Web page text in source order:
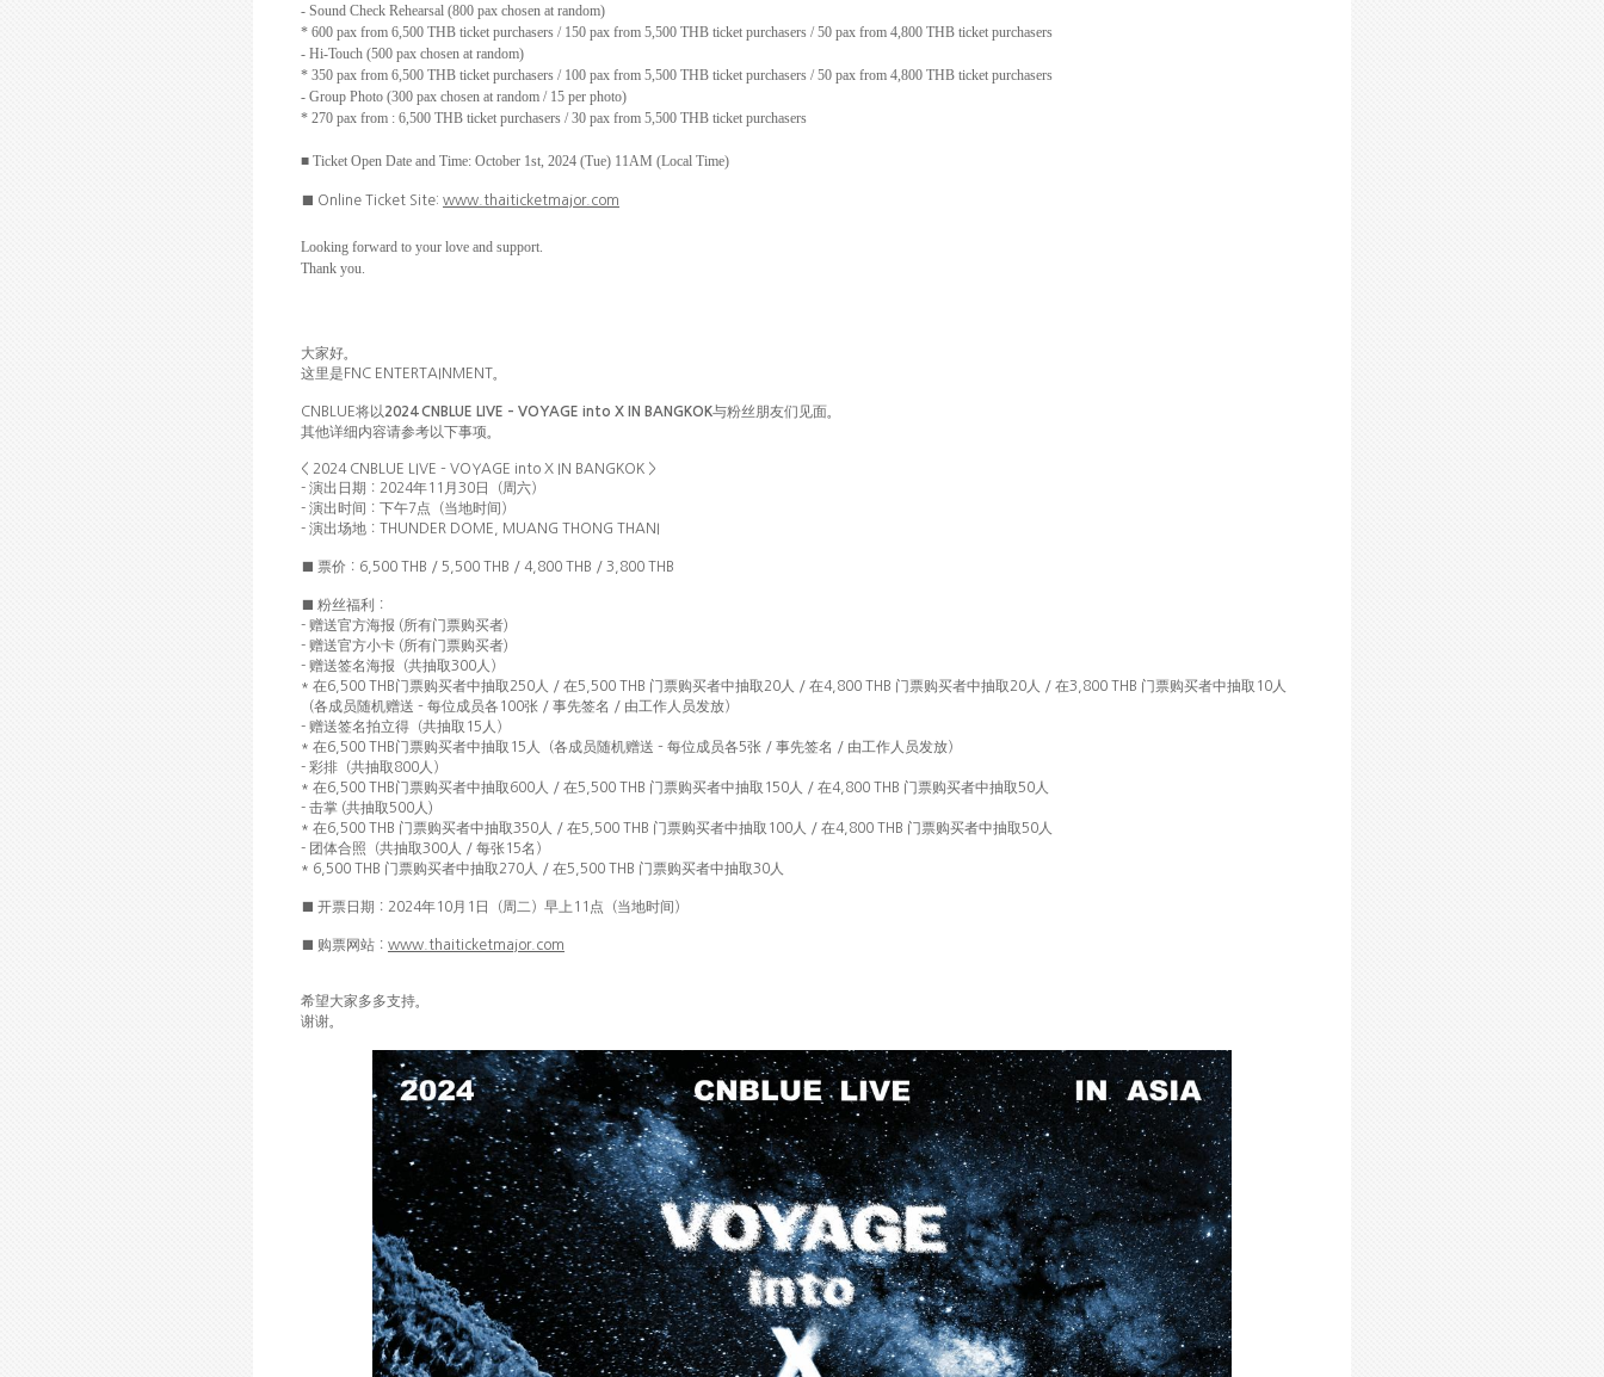
- Sound Check Rehearsal (800 pax chosen at random)
* 600 pax from 6,500 THB ticket purchasers / 150 pax from 5,500 THB ticket purchasers / 50 pax from 4,800 THB ticket purchasers
- Hi-Touch (500 pax chosen at random)
* 350 pax from 6,500 THB ticket purchasers / 100 pax from 5,500 THB ticket purchasers / 50 pax from 4,800 THB ticket purchasers
- Group Photo (300 pax chosen at random / 15 per photo)
* 270 pax from : 6,500 THB ticket purchasers / 30 pax from 5,500 THB ticket purchasers
■ Ticket Open Date and Time: October 1st, 2024 (Tue) 11AM (Local Time)
■ Online Ticket Site: www.thaiticketmajor.com
Looking forward to your love and support.
Thank you.
大家好。
这里是 FNC ENTERTAINMENT
CNBLUE将以 2024 CNBLUE LIVE – VOYAGE into X IN BANGKOK与粉丝 朋友们见面。
其他详细内容请参考以下事项
< 2024 CNBLUE LIVE – VOYAGE into X IN BANGKOK >
- 演出日期： 2024年11 月 30日（周六）
- 演出 时间 ：下午7点（当地时间 ）
- 演出场地： THUNDER DOME, MUANG THONG THANI
■ 票价： 6,500 THB / 5,500 THB / 4,800 THB / 3,800 THB
■ 粉丝福利：
- 赠送官方海报 (所有门 票购买者)
- 赠送官方小卡 (所有门 票购买者)
- 赠送签名海报 （共抽取300 人）
* 在6,500 THB门 票购买者中抽取250 人 / 在5,500 THB 门 票购买者中抽取20 人 / 在4,800 THB 门 票购买者中抽取20 人 / 在3,800 THB 门 票购买者中抽取 10 人
（各成员随机赠送 – 每位成员各 100张 / 事先签名 / 由工作人 员发放）
- 赠送签名拍立得（共抽取 15 人）
* 在6,500 THB门 票购买者中抽取 15 人（各成员随机赠送 – 每位成员各5张 / 事先签名 / 由工作人 员发放）
- 彩排（共抽取800 人）
* 在6,500 THB门 票购买者中抽取600 人 / 在5,500 THB 门 票购买者中抽取 150 人 / 在4,800 THB 门 票购买者中抽取50 人
- 击掌 (共抽取500 人 )
* 在6,500 THB 门 票购买者中抽取350 人 / 在5,500 THB 门 票购买者中抽取 100 人 / 在4,800 THB 门 票购买者中抽取50 人
- 团体合照（共抽取300 人 / 每张15名）
* 6,500 THB 门 票购买者中抽取270 人 / 在5,500 THB 门 票购买者中抽取30 人
■ 开票日期： 2024年10月 1 日（周二）早上 11 点（当地时间 ）
■ 购票网站： www.thaiticketmajor.com
希望大家多多支持。
谢谢